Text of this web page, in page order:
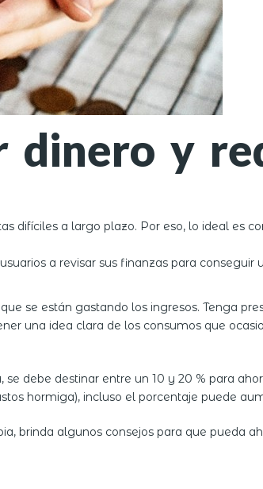
dinero y
difíciles a largo plazo. Por eso, lo ideal es
a revisar sus finanzas para conseguir
se están gastando los ingresos. Tenga
una idea clara de los consumos que
debe destinar entre un 10 y 20 % para
hormiga), incluso el porcentaje puede
brinda algunos consejos para que pueda